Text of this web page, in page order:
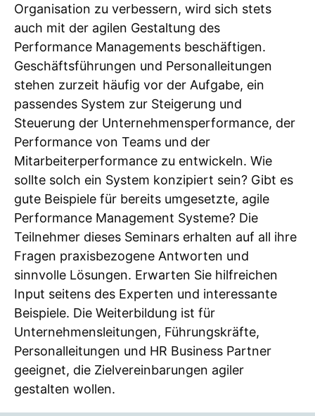
Organisation zu verbessern, wird sich stets
auch mit der agilen Gestaltung des
Performance Managements beschäftigen.
Geschäftsführungen und Personalleitungen
stehen zurzeit häufig vor der Aufgabe, ein
passendes System zur Steigerung und
Steuerung der Unternehmensperformance, der
Performance von Teams und der
Mitarbeiterperformance zu entwickeln. Wie
sollte solch ein System konzipiert sein? Gibt es
gute Beispiele für bereits umgesetzte, agile
Performance Management Systeme? Die
Teilnehmer dieses Seminars erhalten auf all ihre
Fragen praxisbezogene Antworten und
sinnvolle Lösungen. Erwarten Sie hilfreichen
Input seitens des Experten und interessante
Beispiele. Die Weiterbildung ist für
Unternehmensleitungen, Führungskräfte,
Personalleitungen und HR Business Partner
geeignet, die Zielvereinbarungen agiler
gestalten wollen.